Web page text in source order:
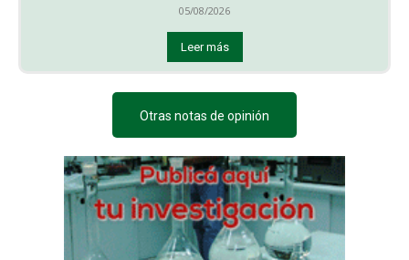
05/08/2026
Leer más
Otras notas de opinión